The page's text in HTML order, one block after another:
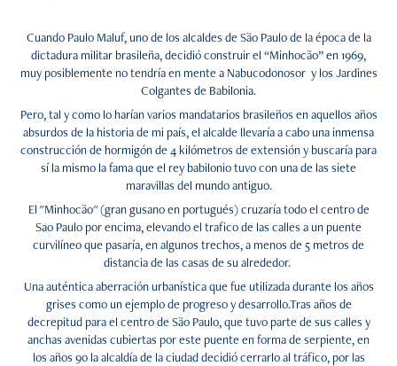
Cuando Paulo Maluf, uno de los alcaldes de São Paulo de la época de la
dictadura militar brasileña, decidió construir el “Minhocão” en 1969,
muy posiblemente no tendría en mente a Nabucodonosor y los Jardines
Colgantes de Babilonia.
Pero, tal y como lo harían varios mandatarios brasileños en aquellos años
absurdos de la historia de mi país, el alcalde llevaría a cabo una inmensa
construcción de hormigón de 4 kilómetros de extensión y buscaría para
sí la mismo la fama que el rey babilonio tuvo con una de las siete
maravillas del mundo antiguo.
El "Minhocão" (gran gusano en portugués) cruzaría todo el centro de
Sao Paulo por encima, elevando el trafico de las calles a un puente
curvilíneo que pasaría, en algunos trechos, a menos de 5 metros de
distancia de las casas de su alrededor.
Una auténtica aberración urbanística que fue utilizada durante los años
grises como un ejemplo de progreso y desarrollo.Tras años de
decrepitud para el centro de São Paulo, que tuvo parte de sus calles y
anchas avenidas cubiertas por este puente en forma de serpiente, en
los años 90 la alcaldía de la ciudad decidió cerrarlo al tráfico, por las